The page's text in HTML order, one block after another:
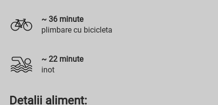
~ 36 minute
plimbare cu bicicleta
~ 22 minute
inot
Detalii aliment: